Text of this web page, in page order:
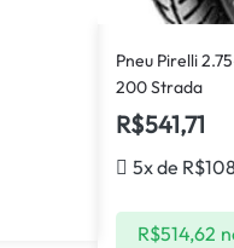
Pneu Pirelli
200 Strada
R$541,71
5x de R$
R$514,62